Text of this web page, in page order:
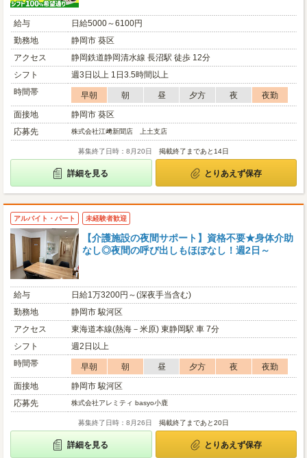
給与
日給5000～6100円
勤務地
静岡市 葵区
アクセス
静岡鉄道静岡清水線 長沼駅 徒歩 12分
シフト
週3日以上 1日3.5時間以上
時間帯
早朝 朝 昼 夕方 夜
夜勤
面接地
静岡市 葵区
応募先
株式会社江﨑新聞店 上土支店
募集終了日時：8月20日 掲載終了まであと14日
詳細を見る とりあえず保存
アルバイト・パート 未経験者歓迎
【介護施設の夜間サポート】資格不要★身体介助
なし◎夜間の呼び出しもほぼなし！週2日～
給与
日給1万3200円～(深夜手当含む)
勤務地
静岡市 駿河区
アクセス
東海道本線(熱海－米原) 東静岡駅 車 7分
シフト
週2日以上
時間帯
早朝 朝 昼 夕方 夜
夜勤
面接地
静岡市 駿河区
応募先
株式会社アレミティ basyo小鹿
募集終了日時：8月26日 掲載終了まであと20日
詳細を見る とりあえず保存